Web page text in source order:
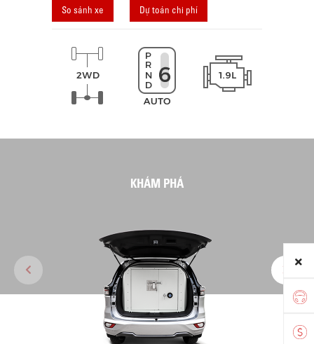
So sánh xe Dự toán chi phí
KHÁM PHÁ